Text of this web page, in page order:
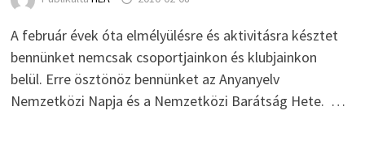
A február évek óta elmélyülésre és aktivitásra késztet
bennünket nemcsak csoportjainkon és klubjainkon
belül. Erre ösztönöz bennünket az Anyanyelv
Nemzetközi Napja és a Nemzetközi Barátság Hete. …